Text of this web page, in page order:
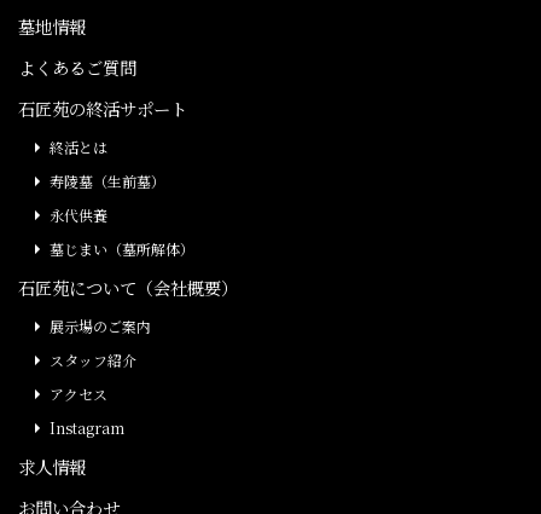
墓地情報
よくあるご質問
石匠苑の終活サポート
終活とは
寿陵墓（生前墓）
永代供養
墓じまい（墓所解体）
石匠苑について（会社概要）
展示場のご案内
スタッフ紹介
アクセス
Instagram
求人情報
お問い合わせ